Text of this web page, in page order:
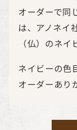
オーダーで同
は、アノネイ
（仏）のネイ
ネイビーの色
オーダーあり